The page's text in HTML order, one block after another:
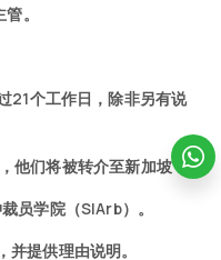
。
21个工作日，除非另有说
他们将被转介至新加坡
员学院（SIArb）。
提供理由说明。